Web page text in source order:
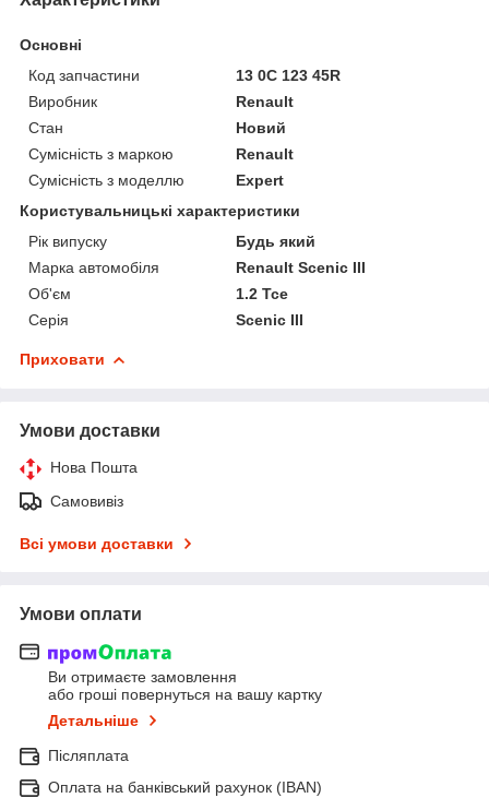
Основні
Код запчастини
13 0C 123 45R
Виробник
Renault
Стан
Новий
Сумісність з маркою
Renault
Сумісність з моделлю
Expert
Користувальницькі характеристики
Рік випуску
Будь який
Марка автомобіля
Renault Scenic III
Об'єм
1.2 Tce
Серія
Scenic III
Приховати
Умови доставки
Нова Пошта
Самовивіз
Всі умови доставки
Умови оплати
Ви отримаєте замовлення
або гроші повернуться на вашу картку
Детальніше
Післяплата
Оплата на банківський рахунок (IBAN)